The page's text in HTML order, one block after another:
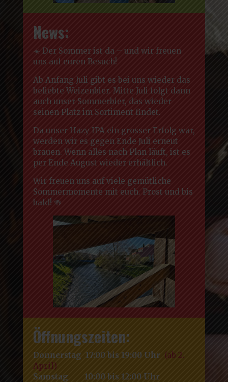
News:
☀️ Der Sommer ist da – und wir freuen
uns auf euren Besuch!
Ab Anfang Juli gibt es bei uns wieder das
beliebte Weizenbier. Mitte Juli folgt dann
auch unser Sommerbier, das wieder
seinen Platz im Sortiment findet.
Da unser Hazy IPA ein grosser Erfolg war,
werden wir es gegen Ende Juli erneut
brauen. Wenn alles nach Plan läuft, ist es
per Ende August wieder erhältlich.
Wir freuen uns auf viele gemütliche
Sommermomente mit euch. Prost und bis
bald! 🍻
Öffnungszeiten:
Donnerstag 17:00 bis 19:00 Uhr (ab 2.
April)
Samstag 10:00 bis 12:00 Uhr